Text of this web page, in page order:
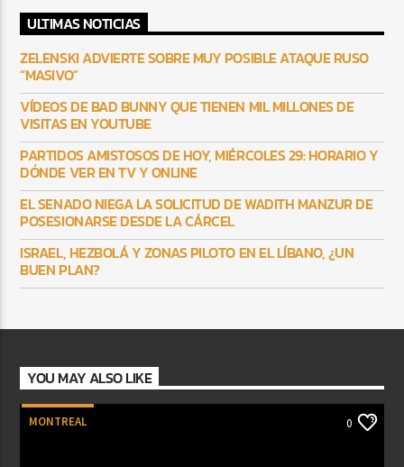
ULTIMAS NOTICIAS
ZELENSKI ADVIERTE SOBRE MUY POSIBLE ATAQUE RUSO
“MASIVO”
VÍDEOS DE BAD BUNNY QUE TIENEN MIL MILLONES DE
VISITAS EN YOUTUBE
PARTIDOS AMISTOSOS DE HOY, MIÉRCOLES 29: HORARIO Y
DÓNDE VER EN TV Y ONLINE
EL SENADO NIEGA LA SOLICITUD DE WADITH MANZUR DE
POSESIONARSE DESDE LA CÁRCEL
ISRAEL, HEZBOLÁ Y ZONAS PILOTO EN EL LÍBANO, ¿UN
BUEN PLAN?
YOU MAY ALSO LIKE
MONTREAL 0